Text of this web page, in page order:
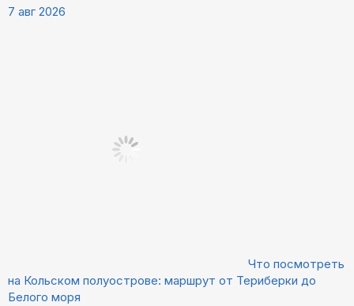
7 авг 2026
Что посмотреть
на Кольском полуострове: маршрут от Териберки до
Белого моря